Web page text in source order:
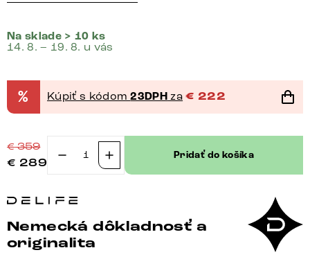
Na sklade > 10 ks
14. 8. – 19. 8. u vás
% Kúpiť s kódom23DPH za € 222
€359
€ 289
množstvo
jedálenská
Heira-
Flex
Pridať do košíka
Nemecká dôkladnosť a
originalita